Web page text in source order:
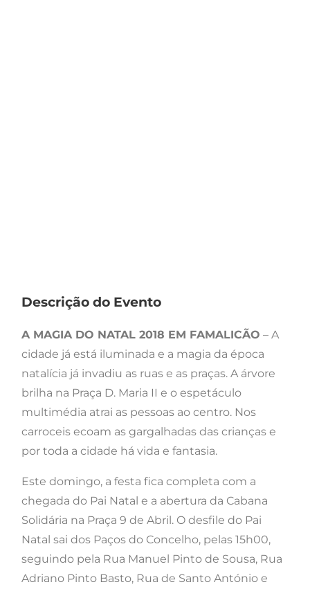
Descrição do Evento
A MAGIA DO NATAL 2018 EM FAMALICÃO – A
cidade já está iluminada e a magia da época
natalícia já invadiu as ruas e as praças. A árvore
brilha na Praça D. Maria II e o espetáculo
multimédia atrai as pessoas ao centro. Nos
carroceis ecoam as gargalhadas das crianças e
por toda a cidade há vida e fantasia.
Este domingo, a festa fica completa com a
chegada do Pai Natal e a abertura da Cabana
Solidária na Praça 9 de Abril. O desfile do Pai
Natal sai dos Paços do Concelho, pelas 15h00,
seguindo pela Rua Manuel Pinto de Sousa, Rua
Adriano Pinto Basto, Rua de Santo António e